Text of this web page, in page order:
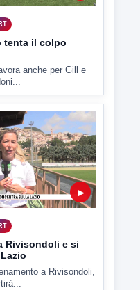
tenta il colpo
anche per Gill e
▶
Rivisondoli e si
a Rivisondoli,